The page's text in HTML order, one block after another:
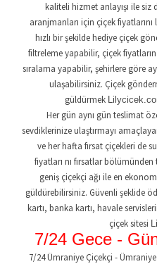
kaliteli hizmet anlayışı ile siz
aranjmanları için çiçek
hızlı bir şekilde hediye çiçek
filtreleme yapabilir, çiçek
sıralama yapabilir, şehirlere göre
ulaşabilirsiniz. Çiçek
güldürmek Lilycicek
Her gün aynı gün teslimat
sevdiklerinize ulaştırmayı
ve her hafta fırsat çiçekleri de
fiyatları nı fırsatlar
geniş çiçekçi ağı ile en
güldürebilirsiniz. Güvenli şeklide
kartı, banka kartı, havale
çiçek sitesi
7/24 Gece -
7/24 Ümraniye Çiçekçi -